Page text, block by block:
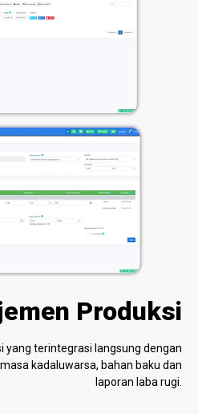
Produksi
yang terintegrasi langsung dengan
kadaluwarsa, bahan baku dan
laporan laba rugi.